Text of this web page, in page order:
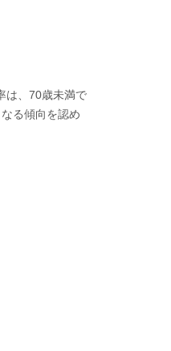
は、70歳未満で
る傾向を認め